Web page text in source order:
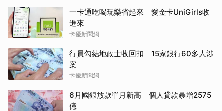
一卡通吃喝玩樂省起來 愛金卡UniGirls收
進來
卡優新聞網
行員勾結地政士收回扣 15家銀行60多人涉
案
卡優新聞網
6月國銀放款單月新高 個人貸款暴增2575
億